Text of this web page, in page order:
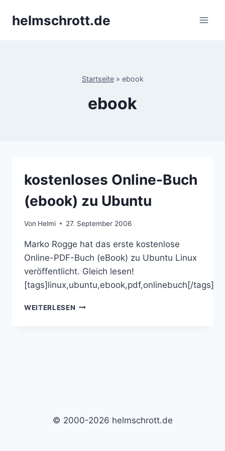
Inhalthelmschrott.de
Startseite» ebook
ebook
kostenloses Online-Buch
(ebook) zu Ubuntu
Von Helmi 27. September 2006
Marko Rogge hat das erste kostenlose
Online-PDF-Buch (eBook) zu Ubuntu Linux
veröffentlicht. Gleich lesen!
[tags]linux,ubuntu,ebook,pdf,onlinebuch[/tags]
WEITERLESEN KOSTENLOSES
© 2000-2026 helmschrott.de